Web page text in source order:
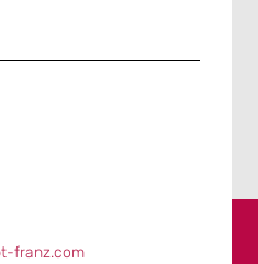
franz.com